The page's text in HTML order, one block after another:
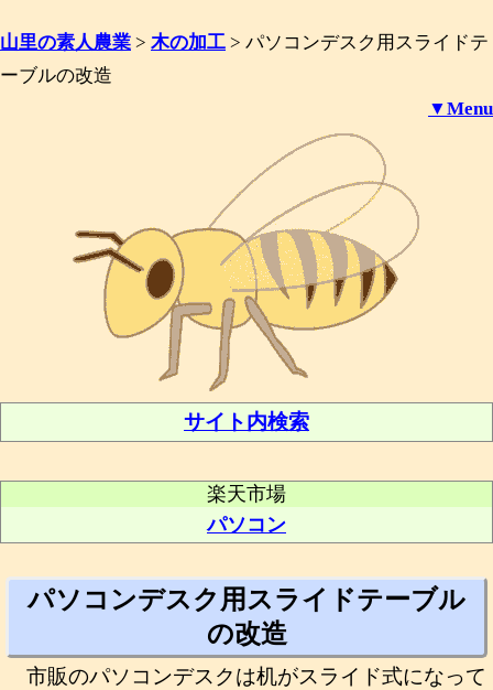
山里の素人農業 > 木の加工 > パソコンデスク用スライドテ
ーブルの改造
▼Menu
サイト内検索
楽天市場
パソコン
パソコンデスク用スライドテーブル
の改造
市販のパソコンデスクは机がスライド式になって